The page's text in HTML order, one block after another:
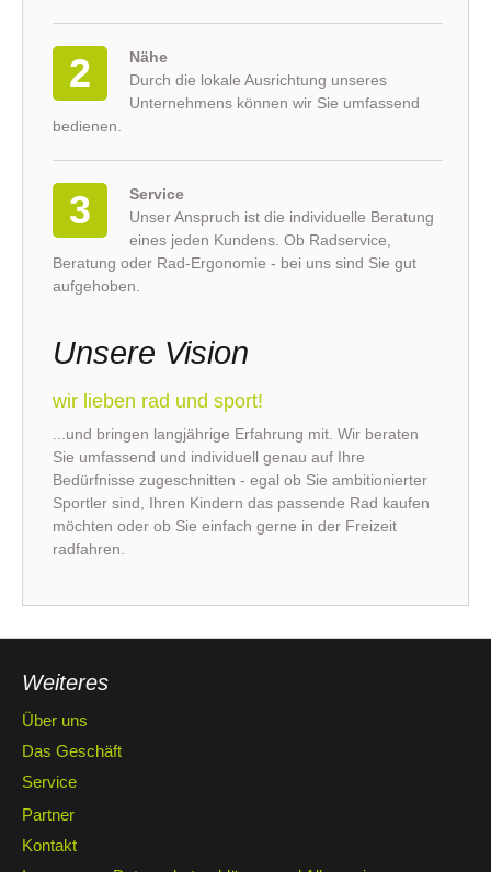
2
Nähe
Durch die lokale Ausrichtung unseres
Unternehmens können wir Sie umfassend
bedienen.
3
Service
Unser Anspruch ist die individuelle Beratung
eines jeden Kundens. Ob Radservice,
Beratung oder Rad-Ergonomie - bei uns sind Sie gut
aufgehoben.
Unsere Vision
wir lieben rad und sport!
...und bringen langjährige Erfahrung mit. Wir beraten
Sie umfassend und individuell genau auf Ihre
Bedürfnisse zugeschnitten - egal ob Sie ambitionierter
Sportler sind, Ihren Kindern das passende Rad kaufen
möchten oder ob Sie einfach gerne in der Freizeit
radfahren.
Weiteres
Über uns
Das Geschäft
Service
Partner
Kontakt